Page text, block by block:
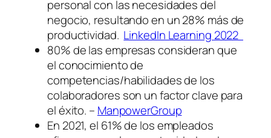
personal con las necesidades del
negocio, resultando en un 28% más de
productividad. LinkedIn Learning 2022
80% de las empresas consideran que
el conocimiento de
competencias/habilidades de los
colaboradores son un factor clave para
el éxito. – ManpowerGroup
En 2021, el 61% de los empleados